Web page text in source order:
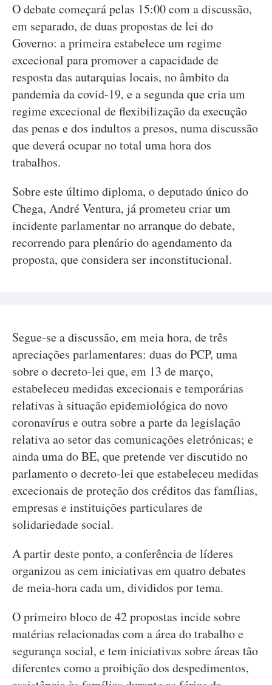
O debate começará pelas 15:00 com a discussão,
em separado, de duas propostas de lei do
Governo: a primeira estabelece um regime
excecional para promover a capacidade de
resposta das autarquias locais, no âmbito da
pandemia da covid-19, e a segunda que cria um
regime excecional de flexibilização da execução
das penas e dos indultos a presos, numa discussão
que deverá ocupar no total uma hora dos
trabalhos.
Sobre este último diploma, o deputado único do
Chega, André Ventura, já prometeu criar um
incidente parlamentar no arranque do debate,
recorrendo para plenário do agendamento da
proposta, que considera ser inconstitucional.
Segue-se a discussão, em meia hora, de três
apreciações parlamentares: duas do PCP, uma
sobre o decreto-lei que, em 13 de março,
estabeleceu medidas excecionais e temporárias
relativas à situação epidemiológica do novo
coronavírus e outra sobre a parte da legislação
relativa ao setor das comunicações eletrónicas; e
ainda uma do BE, que pretende ver discutido no
parlamento o decreto-lei que estabeleceu medidas
excecionais de proteção dos créditos das famílias,
empresas e instituições particulares de
solidariedade social.
A partir deste ponto, a conferência de líderes
organizou as cem iniciativas em quatro debates
de meia-hora cada um, divididos por tema.
O primeiro bloco de 42 propostas incide sobre
matérias relacionadas com a área do trabalho e
segurança social, e tem iniciativas sobre áreas tão
diferentes como a proibição dos despedimentos,